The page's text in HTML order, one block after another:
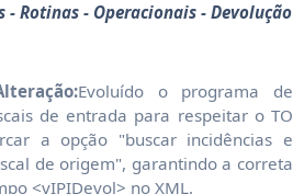
- Rotinas - Operacionais - Devolução
Evoluído o programa de
de entrada para respeitar o TO
a opção "buscar incidências e
de origem", garantindo a correta
<vIPIDevol> no XML.